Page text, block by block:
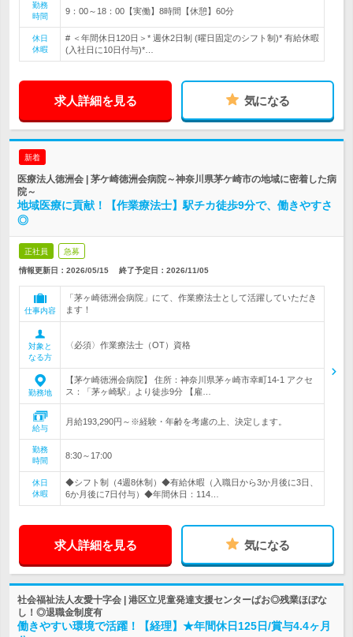
勤務
時間
9：00～18：00【実働】8時間【休憩】60分
休日
休暇
# ＜年間休日120日＞* 週休2日制 (曜日固定のシフト制)* 有給休暇
(入社日に10日付与)*…
求人詳細を見る 気になる
新着
医療法人徳洲会 | 茅ケ崎徳洲会病院～神奈川県茅ケ崎市の地域に密着した病
院～
地域医療に貢献！【作業療法士】駅チカ徒歩9分で、働きやすさ
◎
正社員 急募
情報更新日：2026/05/15 終了予定日： 2026/11/05
仕事内容
「茅ヶ崎徳洲会病院」にて、作業療法士として活躍していただき
ます！
対象と
なる方
〈必須〉作業療法士（OT）資格
勤務地
【茅ケ崎徳洲会病院】 住所：神奈川県茅ヶ崎市幸町14-1 アクセ
ス：「茅ヶ崎駅」より徒歩9分 【雇…
給与
月給193,290円～※経験・年齢を考慮の上、決定します。
勤務
時間
8:30～17:00
休日
休暇
◆シフト制（4週8休制）◆有給休暇（入職日から3か月後に3日、
6か月後に7日付与）◆年間休日：114…
求人詳細を見る 気になる
社会福祉法人友愛十字会 | 港区立児童発達支援センターぱお◎残業ほぼな
し！◎退職金制度有
働きやすい環境で活躍！【経理】★年間休日125日/賞与4.4ヶ月